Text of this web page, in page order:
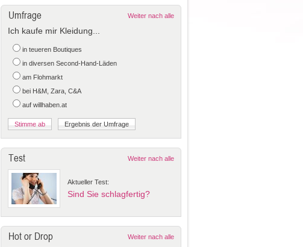
Umfrage Weiter nach alle
Ich kaufe mir Kleidung...
in teueren Boutiques
in diversen Second-Hand-Läden
am Flohmarkt
bei H&M, Zara, C&A
auf willhaben.at
Test Weiter nach alle
Aktueller Test:
Sind Sie schlagfertig?
Hot or Drop Weiter nach alle